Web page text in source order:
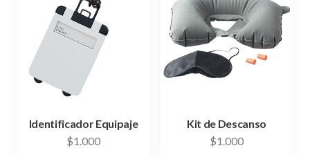
Identificador Equipaje
$1.000
Kit de Descanso
$1.000